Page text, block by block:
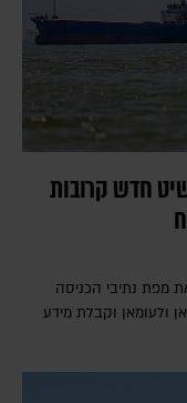
חדש קרובות
מפת נתיבי הכניסה
ולעומאן וקבלת מידע